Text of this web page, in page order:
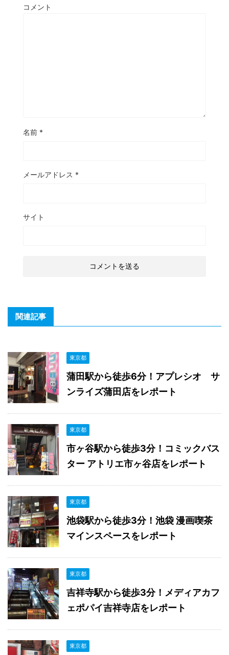
コメント
名前 *
メールアドレス *
サイト
関連記事
東京都
蒲田駅から徒歩6分！アプレシオ サ
ンライズ蒲田店をレポート
東京都
市ヶ谷駅から徒歩3分！コミックバス
ター アトリエ市ヶ谷店をレポート
東京都
池袋駅から徒歩3分！池袋 漫画喫茶
マインスペースをレポート
東京都
吉祥寺駅から徒歩3分！メディアカフ
ェポパイ吉祥寺店をレポート
東京都